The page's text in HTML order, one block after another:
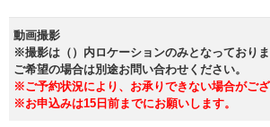
動画撮影
※撮影は（）内ロケーションのみとなっており
ご希望の場合は別途お問い合わせください。
※ご予約状況により、お承りできない場合がござ
※お申込みは15日前までにお願いします。